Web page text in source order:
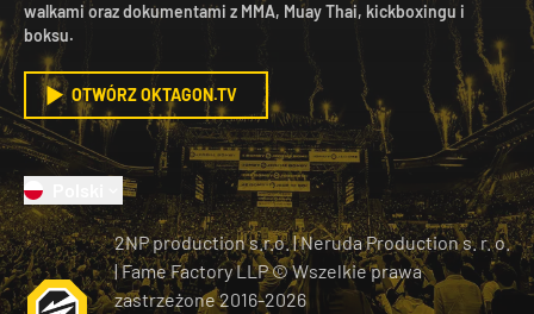
walkami oraz dokumentami z MMA, Muay Thai, kickboxingu i
boksu.
OTWÓRZ OKTAGON.TV
2NP production s.r.o.|Neruda Production s. r. o.
| Fame Factory LLP © Wszelkie prawa
zastrzeżone2016-2026